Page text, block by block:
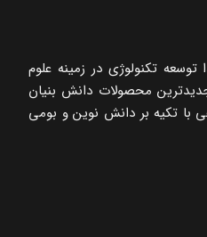
تکنولوژی در زمینه علوم
محصولات دانش بنیان
با تکیه ‌بر دانش نوین و بومی